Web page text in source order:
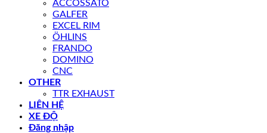
ACCOSSATO
GALFER
EXCEL RIM
ÖHLINS
FRANDO
DOMINO
CNC
OTHER
TTR EXHAUST
LIÊN HỆ
XE ĐỘ
Đăng nhập